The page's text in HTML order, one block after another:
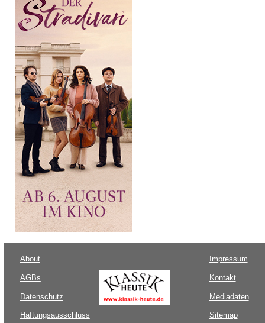
About
AGBs
Datenschutz
Haftungsausschluss
Impressum
Kontakt
Mediadaten
Sitemap